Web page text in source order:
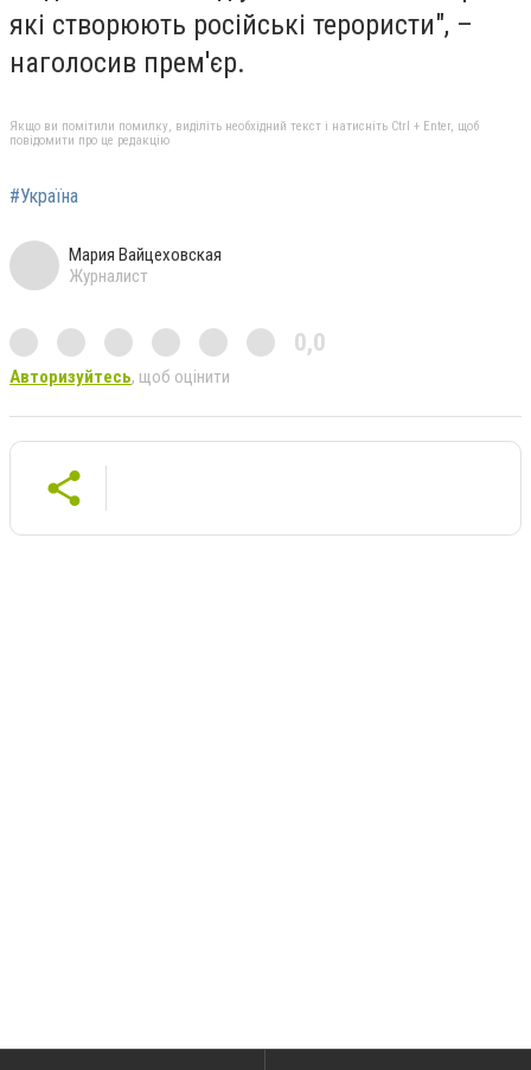
які створюють російські терористи", –
наголосив прем'єр.
Якщо ви помітили помилку, виділіть необхідний текст і натисніть Ctrl + Enter, щоб
повідомити про це редакцію
#Україна
Мария Вайцеховская
Журналист
0,0
Авторизуйтесь, щоб оцінити